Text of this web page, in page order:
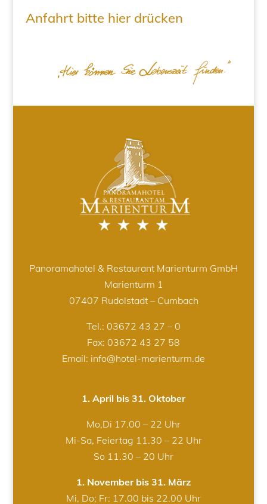
Anfahrt bitte hier drücken
Panoramahotel & Restaurant Marienturm GmbH
Marienturm 1
07407 Rudolstadt – Cumbach
Tel.: 03672 43 27 – 0
Fax: 03672 43 27 58
Email: info@hotel-marienturm.de
1. April bis 31. Oktober
Mo,Di 17.00 – 22 Uhr
Mi-Sa, Feiertag 11.30 – 22 Uhr
So 11.30 – 20 Uhr
1. November bis 31. März
Mi, Do; Fr: 17.00 bis 22.00 Uhr